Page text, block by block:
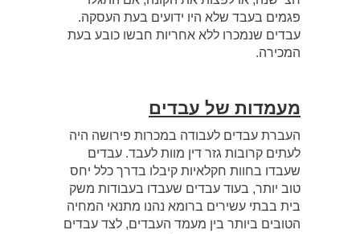
פגמים בעבד שלא היו ידועים בעת העסקה.
עבדים שנמכרו ללא אחריות חבשו כובע בעת
המכירה.
מעמדות של עבדים
העברת עבדים לעבודה במכרות פירושה היה
לעתים קרובות גזר דין מוות לעבד. עבדים
שעבדו בחוות חקלאיות קיבלו בדרך כלל יחס
טוב יותר, בעוד עבדים שעבדו בעבודות משק
בית בבתי עשירים ברומא נהנו מתנאי המחיה
הטובים ביותר בין מעמד העבדים, לצד עבדים